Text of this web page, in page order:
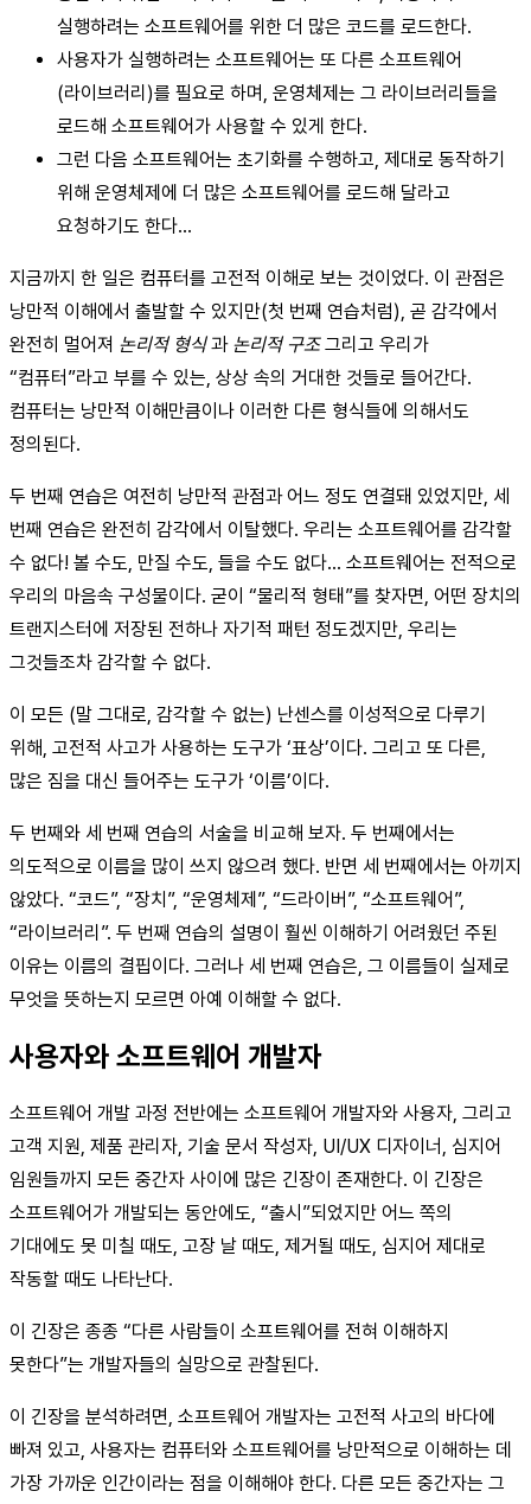
실행하려는 소프트웨어를 위한 더 많은 코드를 로드한다.
사용자가 실행하려는 소프트웨어는 또 다른 소프트웨어
(라이브러리)를 필요로 하며, 운영체제는 그 라이브러리들을
로드해 소프트웨어가 사용할 수 있게 한다.
그런 다음 소프트웨어는 초기화를 수행하고, 제대로 동작하기
위해 운영체제에 더 많은 소프트웨어를 로드해 달라고
요청하기도 한다…
지금까지 한 일은 컴퓨터를 고전적 이해로 보는 것이었다. 이 관점은
낭만적 이해에서 출발할 수 있지만(첫 번째 연습처럼), 곧 감각에서
완전히 멀어져 논리적 형식과 논리적 구조그리고 우리가
“컴퓨터”라고 부를 수 있는, 상상 속의 거대한 것들로 들어간다.
컴퓨터는 낭만적 이해만큼이나 이러한 다른 형식들에 의해서도
정의된다.
두 번째 연습은 여전히 낭만적 관점과 어느 정도 연결돼 있었지만, 세
번째 연습은 완전히 감각에서 이탈했다. 우리는 소프트웨어를 감각할
수 없다! 볼 수도, 만질 수도, 들을 수도 없다… 소프트웨어는 전적으로
우리의 마음속 구성물이다. 굳이 “물리적 형태”를 찾자면, 어떤 장치의
트랜지스터에 저장된 전하나 자기적 패턴 정도겠지만, 우리는
그것들조차 감각할 수 없다.
이 모든 (말 그대로, 감각할 수 없는) 난센스를 이성적으로 다루기
위해, 고전적 사고가 사용하는 도구가 ‘표상’이다. 그리고 또 다른,
많은 짐을 대신 들어주는 도구가 ‘이름’이다.
두 번째와 세 번째 연습의 서술을 비교해 보자. 두 번째에서는
의도적으로 이름을 많이 쓰지 않으려 했다. 반면 세 번째에서는 아끼지
않았다. “코드”, “장치”, “운영체제”, “드라이버”, “소프트웨어”,
“라이브러리”. 두 번째 연습의 설명이 훨씬 이해하기 어려웠던 주된
이유는 이름의 결핍이다. 그러나 세 번째 연습은, 그 이름들이 실제로
무엇을 뜻하는지 모르면 아예 이해할 수 없다.
사용자와 소프트웨어 개발자
소프트웨어 개발 과정 전반에는 소프트웨어 개발자와 사용자, 그리고
고객 지원, 제품 관리자, 기술 문서 작성자, UI/UX 디자이너, 심지어
임원들까지 모든 중간자 사이에 많은 긴장이 존재한다. 이 긴장은
소프트웨어가 개발되는 동안에도, “출시”되었지만 어느 쪽의
기대에도 못 미칠 때도, 고장 날 때도, 제거될 때도, 심지어 제대로
작동할 때도 나타난다.
이 긴장은 종종 “다른 사람들이 소프트웨어를 전혀 이해하지
못한다”는 개발자들의 실망으로 관찰된다.
이 긴장을 분석하려면, 소프트웨어 개발자는 고전적 사고의 바다에
빠져 있고, 사용자는 컴퓨터와 소프트웨어를 낭만적으로 이해하는 데
가장 가까운 인간이라는 점을 이해해야 한다. 다른 모든 중간자는 그